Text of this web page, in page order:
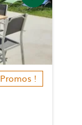
Promos !